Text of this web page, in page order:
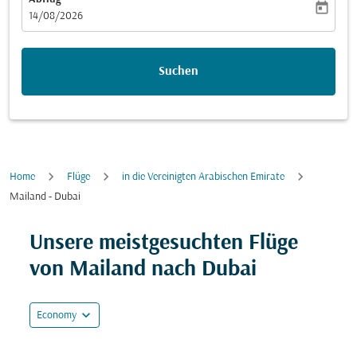
fc-booking-departure-date-aria-label
14/08/2026
today
Suchen
Home Flüge
in die Vereinigten Arabischen Emirate
Mailand - Dubai
Unsere meistgesuchten Flüge
von Mailand nach Dubai
Economy expand_more